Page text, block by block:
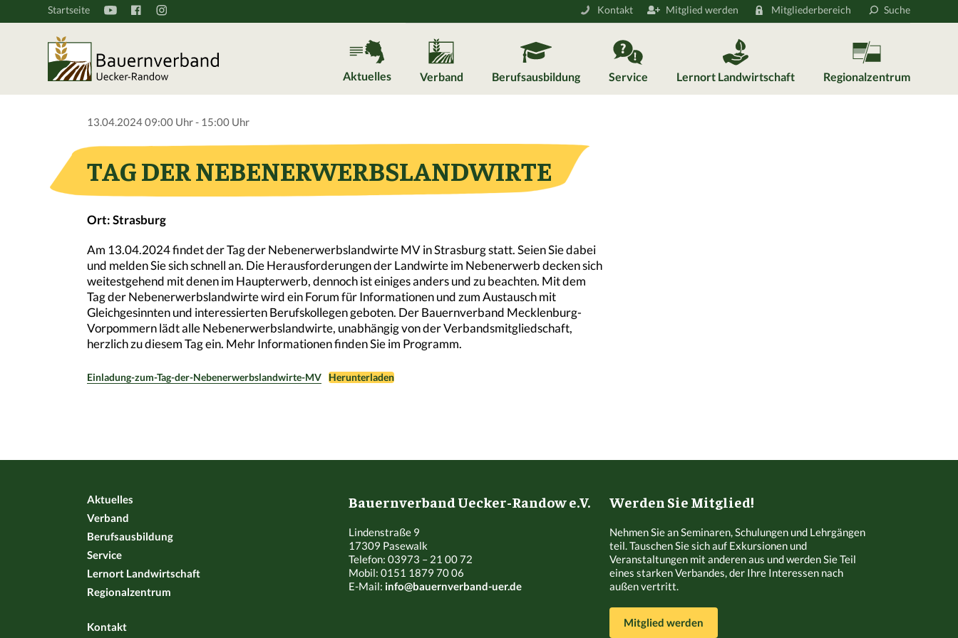
Startseite Kontakt Mitglied werden Mitgliederbereich Suche
Aktuelles Verband Berufsausbildung Service Lernort Landwirtschaft Regionalzentrum
13.04.2024 09:00 Uhr - 15:00 Uhr
TAG DER NEBENERWERBSLANDWIRTE
Ort: Strasburg
Am 13.04.2024 findet der Tag der Nebenerwerbslandwirte MV in Strasburg statt. Seien Sie dabei
und melden Sie sich schnell an. Die Herausforderungen der Landwirte im Nebenerwerb decken sich
weitestgehend mit denen im Haupterwerb, dennoch ist einiges anders und zu beachten. Mit dem
Tag der Nebenerwerbslandwirte wird ein Forum für Informationen und zum Austausch mit
Gleichgesinnten und interessierten Berufskollegen geboten. Der Bauernverband Mecklenburg-
Vorpommern lädt alle Nebenerwerbslandwirte, unabhängig von der Verbandsmitgliedschaft,
herzlich zu diesem Tag ein. Mehr Informationen finden Sie im Programm.
Einladung-zum-Tag-der-Nebenerwerbslandwirte-MV Herunterladen
Aktuelles
Verband
Berufsausbildung
Service
Lernort Landwirtschaft
Regionalzentrum
Kontakt
Bauernverband Uecker-Randow e.V.
Lindenstraße 9
17309 Pasewalk
Telefon: 03973 – 21 00 72
Mobil: 0151 1879 70 06
E-Mail: info@bauernverband-uer.de
Werden Sie Mitglied!
Nehmen Sie an Seminaren, Schulungen und Lehrgängen
teil. Tauschen Sie sich auf Exkursionen und
Veranstaltungen mit anderen aus und werden Sie Teil
eines starken Verbandes, der Ihre Interessen nach
außen vertritt.
Mitglied werden